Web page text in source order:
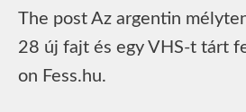
The post Az argentin
28 új fajt és egy VHS-t tárt
on Fess.hu.